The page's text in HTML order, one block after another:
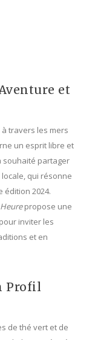
et
travers les mers
un esprit libre et
souhaité partager
qui résonne
édition 2024.
propose une
inviter les
et en
Profil
de thé vert et de